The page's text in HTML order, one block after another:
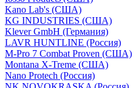
Kano Lab's (США)
KG INDUSTRIES (США)
Klever GmbH (Германия)
LAVR HUNTLINE (Россия)
M-Pro 7 Combat Proven (СШA)
Montana X-Treme (США)
Nano Protech (Россия)